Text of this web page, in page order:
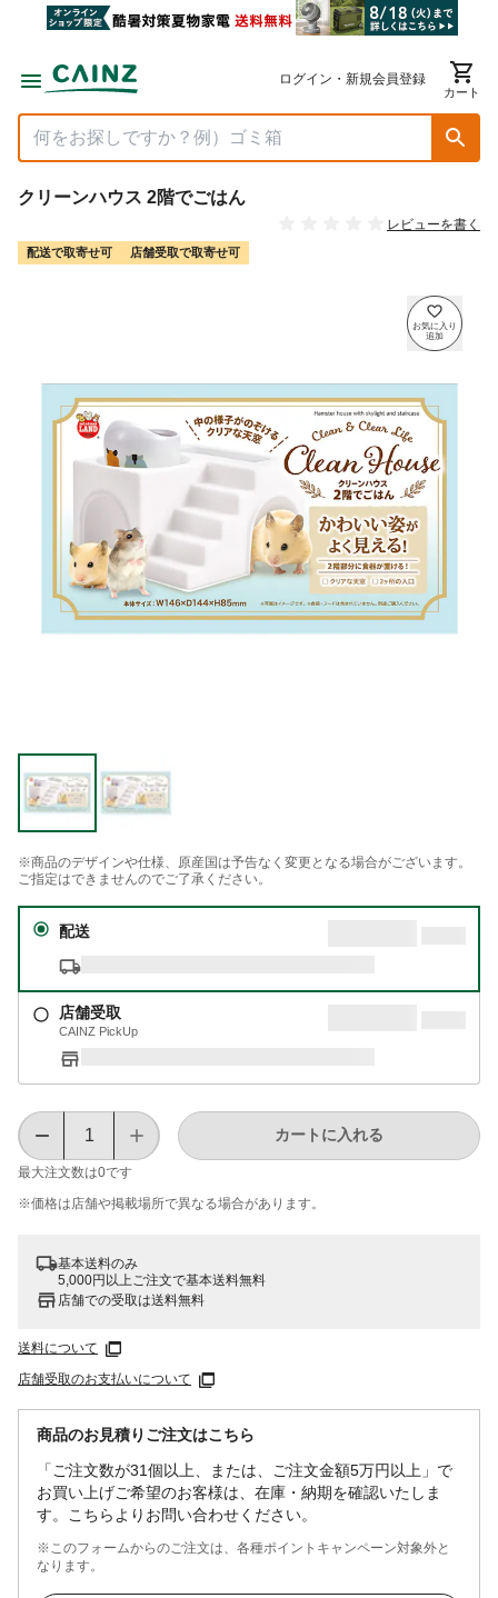
ログイン・新規会員登録
カート
クリーンハウス 2階でごはん
レビューを書く
配送で取寄せ可 店舗受取で取寄せ可
※商品のデザインや仕様、原産国は予告なく変更となる場合がございます。
ご指定はできませんのでご了承ください。
配送
店舗受取
CAINZ PickUp
最大注文数は0です
カートに入れる
※価格は​店舗や​掲載場所で​異なる​場合が​あります。
基本送料のみ
5,000円以上ご注文で基本送料無料
店舗での受取は送料無料
送料について
店舗受取のお支払いについて
商品のお見積りご注文はこちら
「ご注文数が31個以上、または、ご注文金額5万円以上」で
お買い上げご希望のお客様は、在庫・納期を確認いたしま
す。こちらよりお問い合わせください。
※このフォームからのご注文は、各種ポイントキャンペーン対象外と
なります。